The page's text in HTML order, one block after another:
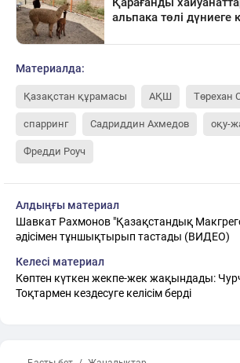
Материалда:
Қазақстан құрамасы АҚШ Төрехан
спарринг Садриддин Ахмедов оқу-
Фредди Роуч
Алдыңғы материал
Шавкат Рахмонов "Қазақстандық
әдісімен тұншықтырып тастады (ВИДЕО)
Келесі материал
Көптен күткен жекпе-жек жақындады:
Тоқтармен кездесуге келісім берді